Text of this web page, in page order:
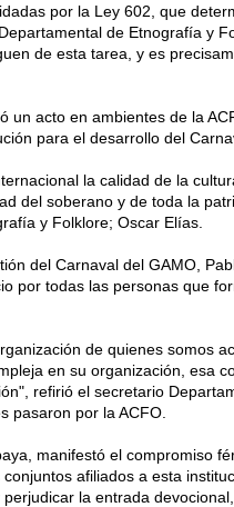
por la Ley 602, que
de Etnografía y
de esta tarea, y es
un acto en ambientes de la
para el desarrollo del
la calidad de la
del soberano y de toda la
y Folklore; Oscar Elías.
del Carnaval del GAMO,
por todas las personas que
de quienes somos
en su organización, esa
refirió el secretario
pasaron por la ACFO.
manifestó el compromiso
afiliados a esta
la entrada